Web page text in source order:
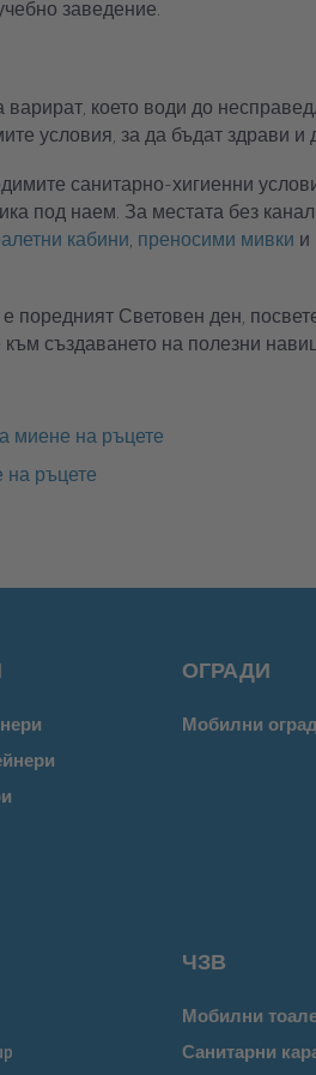
заведение.
което води до
условия, за да бъдат здрави и
санитарно-хигиенни
под наем. За местата без
кабини преносими мивки и
поредният Световен ден,
създаването на полезни
миене на ръцете
на ръцете
ОГРАДИ
Мобилни
ЧЗВ
Мобилни
Санитарни